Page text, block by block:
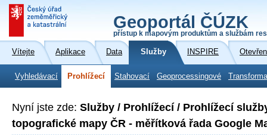
Geoportál ČÚZK
přístup k mapovým produktům a službám
Vítejte Aplikace Data Služby INSPIRE
Vyhledávací Prohlížecí Stahovací Geoprocessingové
Nyní jste zde: Služby / Prohlížecí / Prohlížecí
topografické mapy ČR - měřítková řada Google